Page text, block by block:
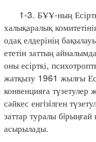
1-3. БҰҰ-ның
халықаралық
одақ елдерінің
ететін заттың
оны есірткі,
жатқызу 1961 жылғы
конвенцияға
сәйкес енгiзiлген
заттар туралы бiрыңғай
асырылады.